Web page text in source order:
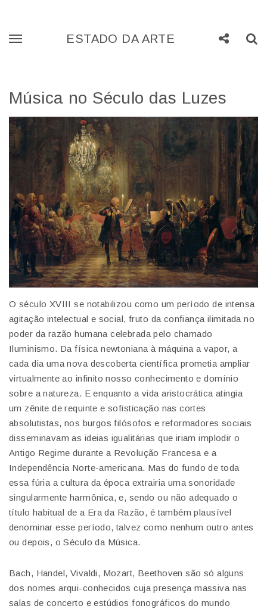
Mostrar
ESTADO DA ARTE Compartilhe
Música no Século das Luzes
O século XVIII se notabilizou como um período de intensa
agitação intelectual e social, fruto da confiança ilimitada no
poder da razão humana celebrada pelo chamado
Iluminismo. Da física newtoniana à máquina a vapor, a
cada dia uma nova descoberta científica prometia ampliar
virtualmente ao infinito nosso conhecimento e domínio
sobre a natureza. E enquanto a vida aristocrática atingia
um zênite de requinte e sofisticação nas cortes
absolutistas, nos burgos filósofos e reformadores sociais
disseminavam as ideias igualitárias que iriam implodir o
Antigo Regime durante a Revolução Francesa e a
Independência Norte-americana. Mas do fundo de toda
essa fúria a cultura da época extrairia uma sonoridade
singularmente harmônica, e, sendo ou não adequado o
título habitual de a Era da Razão, é também plausível
denominar esse período, talvez como nenhum outro antes
ou depois, o Século da Música.
Bach, Handel, Vivaldi, Mozart, Beethoven são só alguns
dos nomes arqui-conhecidos cuja presença massiva nas
salas de concerto e estúdios fonográficos do mundo